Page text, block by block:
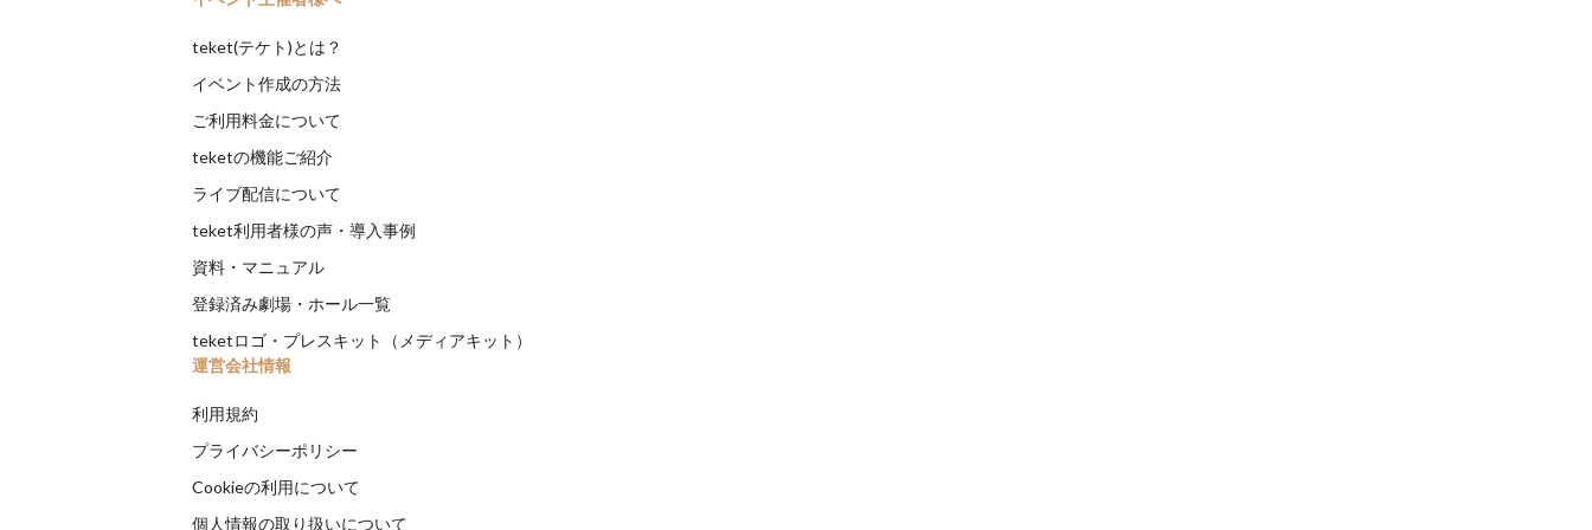
teket(テケト)とは？
イベント作成の方法
ご利用料金について
teketの機能ご紹介
ライブ配信について
teket利用者様の声・導入事例
資料・マニュアル
登録済み劇場・ホール一覧
teketロゴ・プレスキット（メディアキット）
運営会社情報
利用規約
プライバシーポリシー
Cookieの利用について
個人情報の取り扱いについて